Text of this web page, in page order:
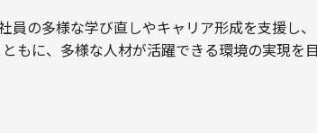
の多様な学び直しやキャリア形成を支援し、
もに、多様な人材が活躍できる環境の実現を目